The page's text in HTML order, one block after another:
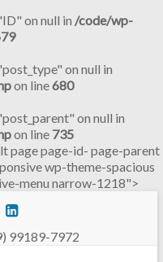
on null in /code/wp-
on null in
on line680
on null in
on line 735
page page-id- page-parent
wp-theme-spacious
menu narrow-1218">
99189-7972